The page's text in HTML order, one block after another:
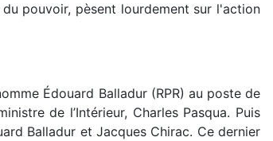
pouvoir, pèsent lourdement sur l'action
Édouard Balladur (RPR) au poste de
de l’Intérieur, Charles Pasqua. Puis
Balladur et Jacques Chirac. Ce dernier